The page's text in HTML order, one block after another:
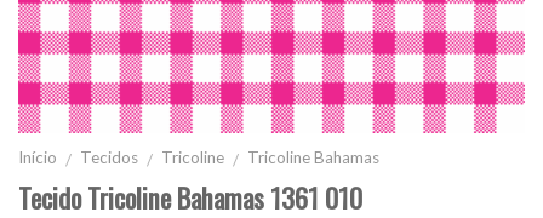
Início / Tecidos / Tricoline / Tricoline Bahamas
Tecido Tricoline Bahamas 1361 010